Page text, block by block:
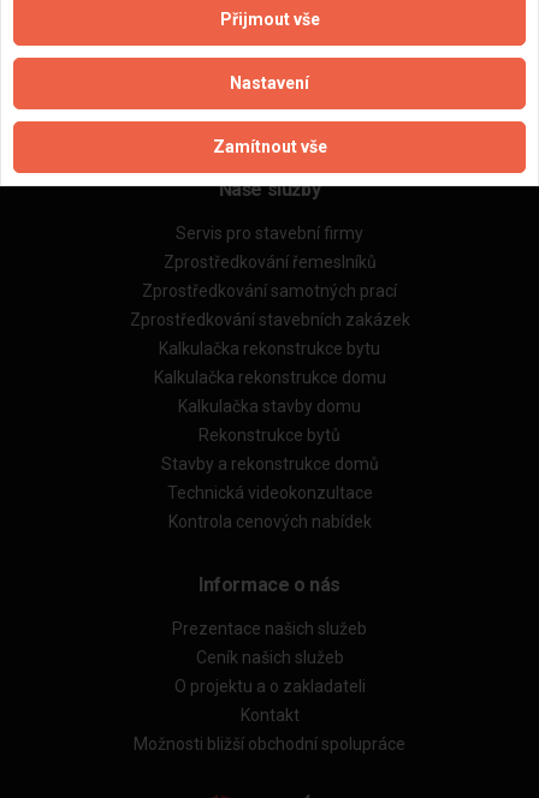
Zásady pro používání souborů cookie
Naše excelové tabulky online
Naše služby
Servis pro stavební firmy
Zprostředkování řemeslníků
Zprostředkování samotných prací
Zprostředkování stavebních zakázek
Kalkulačka rekonstrukce bytu
Kalkulačka rekonstrukce domu
Kalkulačka stavby domu
Rekonstrukce bytů
Stavby a rekonstrukce domů
Technická videokonzultace
Kontrola cenových nabídek
Informace o nás
Prezentace našich služeb
Ceník našich služeb
O projektu a o zakladateli
Kontakt
Možnosti bližší obchodní spolupráce
Přijmout vše
Nastavení
Zamítnout vše